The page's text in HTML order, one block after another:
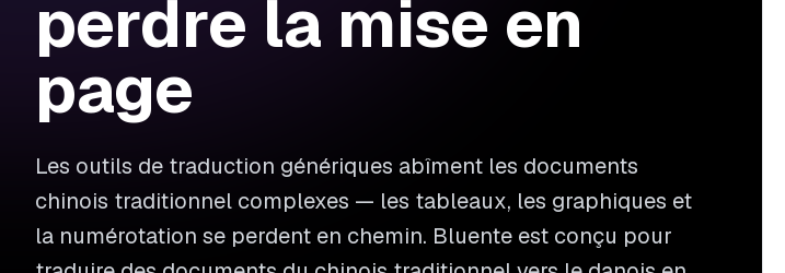
perdre la mise en
page
Les outils de traduction génériques abîment les documents
chinois traditionnel complexes — les tableaux, les graphiques et
la numérotation se perdent en chemin. Bluente est conçu pour